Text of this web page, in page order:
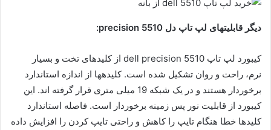
دیگر قابلیتهای لپ تاپ دل precision 5510:
کیبورد لپ تاپ dell precision 5510 از کلیدهای تخت و بسیار
نرم، راحت و روان تشکیل شده است. کلیدهها از اندازه استاندارد
برخوردار هستند و در یک شبکه 19 میلی متری قرار گرفته اند. این
کیبورد از قابلیت نور پس زمینه برخوردار است. فاصله استاندارد
کلیدها خطا هنگام تایپ را کاهش و راحتی تایپ کردن را افزایش داده